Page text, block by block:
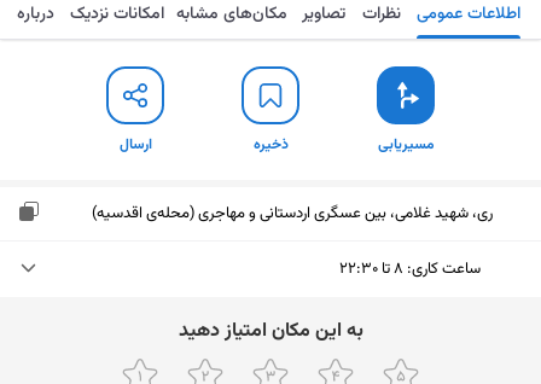
مسیریابی ذخیره ارسال اطلاعات عمومی نظرات تصاویر مکان‌های مشابه امکانات نزدیک درباره
مسیریابی ذخیره ارسال
ری، شهید غلامی، بین عسگری اردستانی و مهاجری (محله‌ی اقدسیه)
ساعت کاری: ۸ تا ۲۲:۳۰
ﺑﻪ اﯾﻦ ﻣﮑﺎن اﻣﺘﯿﺎز دﻫﯿﺪ